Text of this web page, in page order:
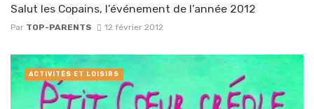
Salut les Copains, l’événement de l’année 2012
Par TOP-PARENTS 12 février 2012
ACTIVITÉS ET LOISIRS